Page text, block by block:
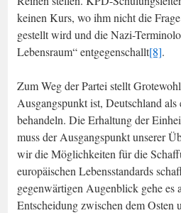
keinen Kurs, wo ihm nicht die
gestellt wird und die Nazi-
Lebensraum“ entgegenschallt[8].
Zum Weg der Partei stellt
Ausgangspunkt ist, Deutschland als
behandeln. Die Erhaltung der
muss der Ausgangspunkt unserer
wir die Möglichkeiten für die
europäischen Lebensstandards
gegenwärtigen Augenblick gehe es
Entscheidung zwischen dem Osten